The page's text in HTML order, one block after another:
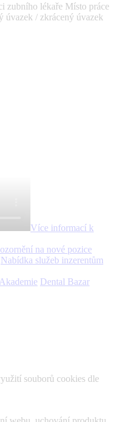
zubního lékaře Místo práce
úvazek / zkrácený úvazek
Více informací k
na nové pozice
Nabídka služeb inzerentům
Dental Bazar
souborů cookies dle